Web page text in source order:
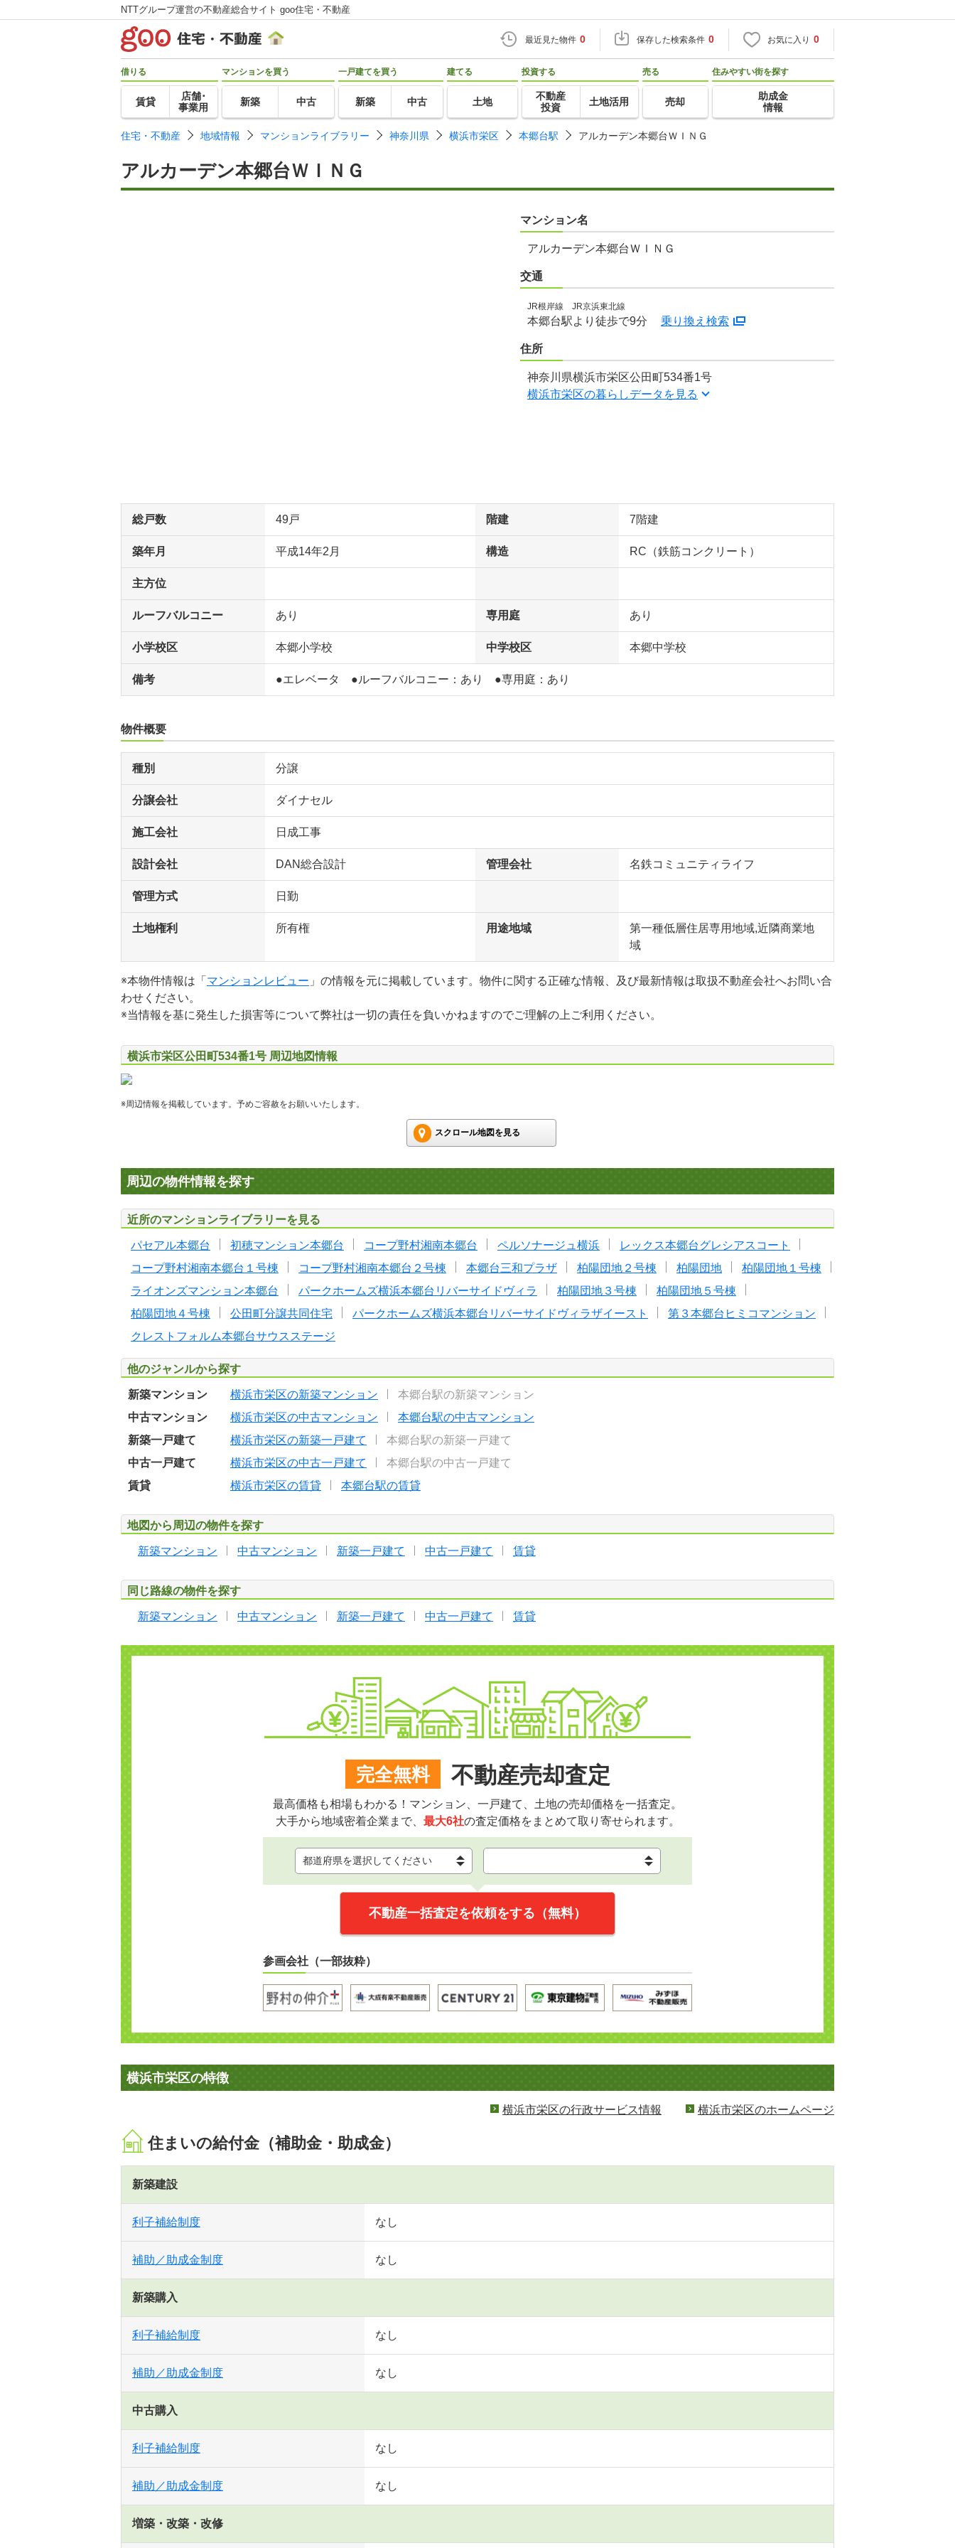
NTTグループ運営の不動産総合サイト goo住宅・不動産
最近見た物件 0 保存した検索条件 0 お気に入り 0
借りる
賃貸
店舗･
事業用
マンションを買う
新築 中古
一戸建てを買う
新築 中古
建てる
土地
投資する
不動産
投資
土地活用
売る
売却
住みやすい街を探す
助成金
情報
住宅・不動産 地域情報 マンションライブラリー 神奈川県 横浜市栄区 本郷台駅 アルカーデン本郷台ＷＩＮＧ
アルカーデン本郷台ＷＩＮＧ
マンション名
アルカーデン本郷台ＷＩＮＧ
交通
JR根岸線 JR京浜東北線
本郷台駅より徒歩で9分 乗り換え検索
住所
神奈川県横浜市栄区公田町534番1号
横浜市栄区の暮らしデータを見る
総戸数 49戸 階建 7階建
築年月 平成14年2月 構造 RC（鉄筋コンクリート）
主方位
ルーフバルコニー あり 専用庭 あり
小学校区 本郷小学校 中学校区 本郷中学校
備考 ●エレベータ ●ルーフバルコニー：あり ●専用庭：あり
物件概要
種別 分譲
分譲会社 ダイナセル
施工会社 日成工事
設計会社 DAN総合設計 管理会社 名鉄コミュニティライフ
管理方式 日勤
土地権利 所有権 用途地域
第一種低層住居専用地域,近隣商業地
域
※本物件情報は「 マンションレビュー 」の情報を元に掲載しています。物件に関する正確な情報、及び最新情報は取扱不動産会社へお問い合
わせください。
※当情報を基に発生した損害等について弊社は一切の責任を負いかねますのでご理解の上ご利用ください。
横浜市栄区公田町534番1号 周辺地図情報
※周辺情報を掲載しています。予めご容赦をお願いいたします。
スクロール地図を見る
周辺の物件情報を探す
近所のマンションライブラリーを見る
パセアル本郷台 初穂マンション本郷台 コープ野村湘南本郷台 ペルソナージュ横浜
レックス本郷台グレシアスコート
コープ野村湘南本郷台１号棟
コープ野村湘南本郷台２号棟 本郷台三和プラザ 柏陽団地２号棟 柏陽団地
柏陽団地１号棟
ライオンズマンション本郷台
パークホームズ横浜本郷台リバーサイドヴィラ 柏陽団地３号棟
柏陽団地５号棟
柏陽団地４号棟
公田町分譲共同住宅 パークホームズ横浜本郷台リバーサイドヴィラザイースト
第３本郷台ヒミコマンション
クレストフォルム本郷台サウスステージ
他のジャンルから探す
新築マンション 横浜市栄区の新築マンション
本郷台駅の新築マンション
中古マンション
横浜市栄区の中古マンション
本郷台駅の中古マンション
新築一戸建て
横浜市栄区の新築一戸建て
本郷台駅の新築一戸建て
中古一戸建て
横浜市栄区の中古一戸建て
本郷台駅の中古一戸建て
賃貸
横浜市栄区の賃貸 本郷台駅の賃貸
地図から周辺の物件を探す
新築マンション 中古マンション 新築一戸建て 中古一戸建て 賃貸
同じ路線の物件を探す
新築マンション 中古マンション 新築一戸建て 中古一戸建て 賃貸
完全無料 不動産売却査定
最高価格も相場もわかる！マンション、一戸建て、土地の売却価格を一括査定。
大手から地域密着企業まで、 最大6社の査定価格をまとめて取り寄せられます。
不動産一括査定を依頼をする（無料）
参画会社（一部抜粋）
横浜市栄区の特徴
横浜市栄区の行政サービス情報 横浜市栄区のホームページ
住まいの給付金（補助金・助成金）
新築建設
利子補給制度 なし
補助／助成金制度 なし
新築購入
利子補給制度 なし
補助／助成金制度 なし
中古購入
利子補給制度 なし
補助／助成金制度 なし
増築・改築・改修